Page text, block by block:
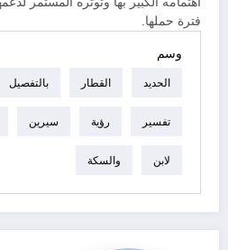
فترة حملها.
وسم
الحديد القطار بالتفصيل
تفسير رؤية سيرين
لابن والسكة